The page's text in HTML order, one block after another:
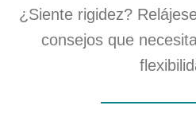
¿Siente rigidez?
consejos que